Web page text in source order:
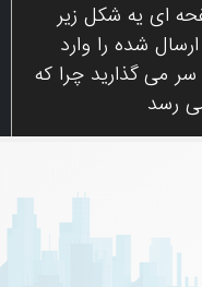
ای یه شکل زیر
شده را وارد
می گذارید چرا که